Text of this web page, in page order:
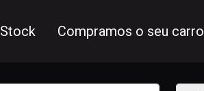
Stock Compramos o seu carro